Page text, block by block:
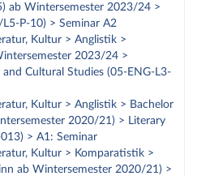
ab Wintersemester 2023/24 >
P-10) > Seminar A2
Kultur > Anglistik >
2023/24 >
Cultural Studies (05-ENG-L3-
Kultur > Anglistik > Bachelor
2020/21) > Literary
> A1: Seminar
Kultur > Komparatistik >
ab Wintersemester 2020/21) >